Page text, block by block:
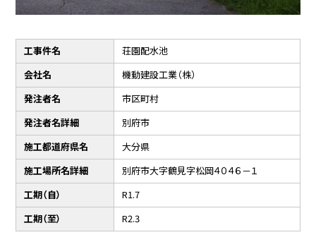
工事件名
荘園配水池
会社名
機動建設工業（株）
発注者名
市区町村
発注者名詳細
別府市
施工都道府県名
大分県
施工場所名詳細
別府市大字鶴見字松岡４０４６－１
工期（自）
R1.7
工期（至）
R2.3